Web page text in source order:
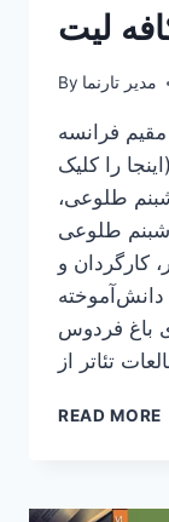
لیت
By مدیر تارنما
مقیم فرانسه
را کلیک
طلوعی،
شبنم طلوعی
کارگردان و
دانش‌آموخته
باغ فردوس
READ MORE